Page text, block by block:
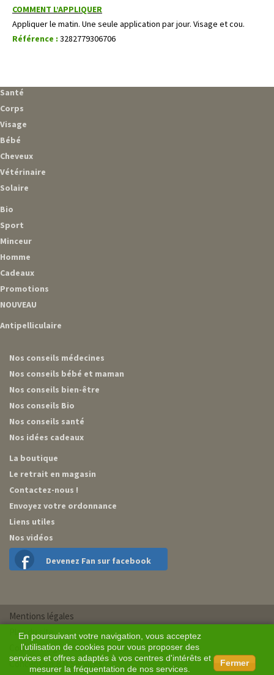
COMMENT L’APPLIQUER
Appliquer le matin. Une seule application par jour. Visage et cou.
Référence : 3282779306706
Santé
Corps
Visage
Bébé
Cheveux
Vétérinaire
Solaire
Bio
Sport
Minceur
Homme
Cadeaux
Promotions
NOUVEAU
Antipelliculaire
Nos conseils médecines
Nos conseils bébé et maman
Nos conseils bien-être
Nos conseils Bio
Nos conseils santé
Nos idées cadeaux
La boutique
Le retrait en magasin
Contactez-nous !
Envoyez votre ordonnance
Liens utiles
Nos vidéos
Devenez Fan sur facebook
En poursuivant votre navigation, vous acceptez
l'utilisation de cookies pour vous proposer des
services et offres adaptés à vos centres d'intérêts et
mesurer la fréquentation de nos services.
Fermer
Mentions légales
Plan du site
Conditions générales de vente
Conception BM Services